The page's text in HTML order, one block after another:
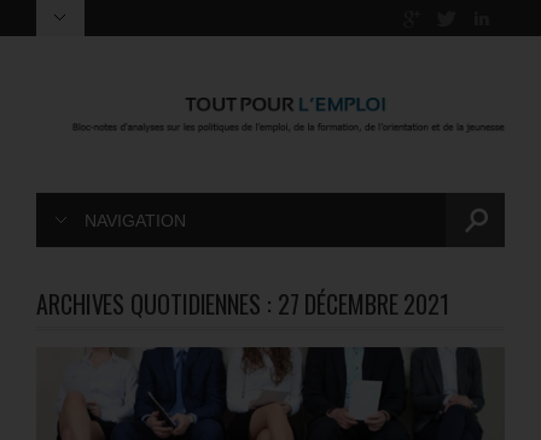
NAVIGATION
ARCHIVES QUOTIDIENNES : 27 DÉCEMBRE 2021